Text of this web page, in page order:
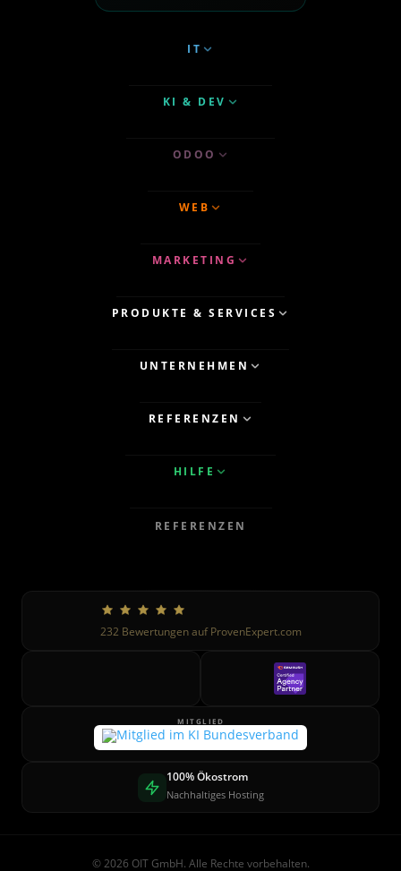
IT
KI & DEV
ODOO
WEB
MARKETING
PRODUKTE & SERVICES
UNTERNEHMEN
REFERENZEN
HILFE
REFERENZEN
232 Bewertungen auf ProvenExpert.com
MITGLIED
100% Ökostrom
Nachhaltiges Hosting
© 2026 OIT GmbH. Alle Rechte vorbehalten.